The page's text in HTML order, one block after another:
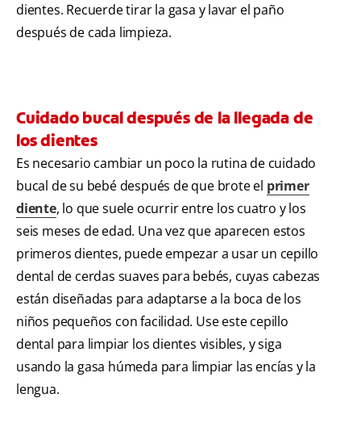
dientes. Recuerde tirar la gasa y lavar el paño
después de cada limpieza.
Cuidado bucal después de la llegada de
los dientes
Es necesario cambiar un poco la rutina de cuidado
bucal de su bebé después de que brote el primer
diente, lo que suele ocurrir entre los cuatro y los
seis meses de edad. Una vez que aparecen estos
primeros dientes, puede empezar a usar un cepillo
dental de cerdas suaves para bebés, cuyas cabezas
están diseñadas para adaptarse a la boca de los
niños pequeños con facilidad. Use este cepillo
dental para limpiar los dientes visibles, y siga
usando la gasa húmeda para limpiar las encías y la
lengua.